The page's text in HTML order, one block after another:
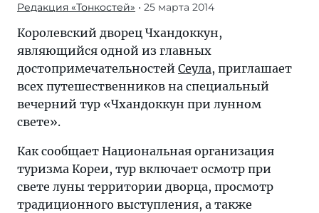
Редакция «Тонкостей» • 25 марта 2014
Королевский дворец Чхандоккун,
являющийся одной из главных
достопримечательностей Сеула, приглашает
всех путешественников на специальный
вечерний тур «Чхандоккун при лунном
свете».
Как сообщает Национальная организация
туризма Кореи, тур включает осмотр при
свете луны территории дворца, просмотр
традиционного выступления, а также